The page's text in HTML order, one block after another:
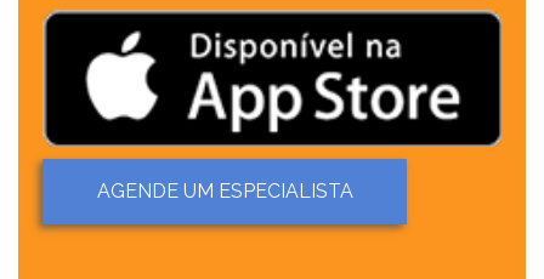
AGENDE UM ESPECIALISTA